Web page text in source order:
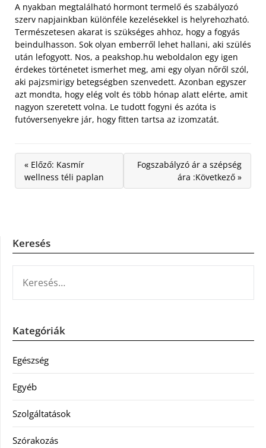
A nyakban megtalálható hormont termelő és szabályozó
szerv napjainkban különféle kezelésekkel is helyrehozható.
Természetesen akarat is szükséges ahhoz, hogy a fogyás
beindulhasson. Sok olyan emberről lehet hallani, aki szülés
után lefogyott. Nos, a peakshop.hu weboldalon egy igen
érdekes történetet ismerhet meg, ami egy olyan nőről szól,
aki pajzsmirigy betegségben szenvedett. Azonban egyszer
azt mondta, hogy elég volt és több hónap alatt elérte, amit
nagyon szeretett volna. Le tudott fogyni és azóta is
futóversenyekre jár, hogy fitten tartsa az izomzatát.
« Előző: Kasmír
wellness téli paplan
Fogszabályzó ár a szépség
ára :Következő »
Keresés
Kategóriák
Egészség
Egyéb
Szolgáltatások
Szórakozás